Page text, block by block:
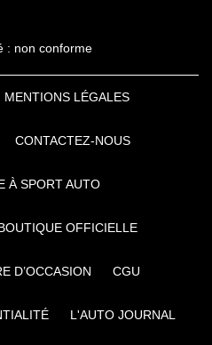
: non conforme
MENTIONS LÉGALES
CONTACTEZ-NOUS
À SPORT AUTO
OFFICIELLE
D’OCCASION CGU
L'AUTO JOURNAL